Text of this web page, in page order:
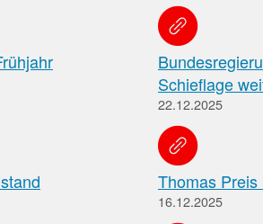
Schieflage
22.12.2025
Thomas
16.12.2025
über
die
vereinbarten
pharmazeutischen
Dienstleistungen
und
Rahmenbedingungen
informieren.
Institutionen,
Behörden
und
Hersteller
Informationen